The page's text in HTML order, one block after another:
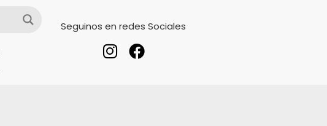
Seguinos en redes Sociales